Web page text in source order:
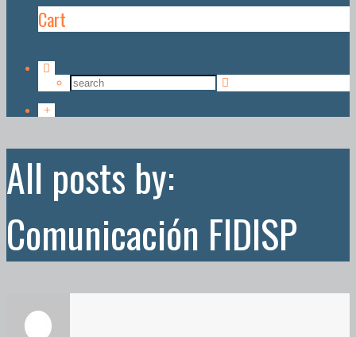
Cart
All posts by:
Comunicación FIDISP